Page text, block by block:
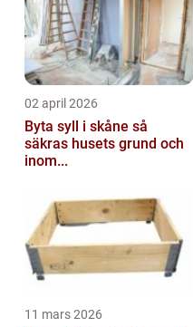
02 april 2026
Byta syll i skåne så
säkras husets grund och
inom...
11 mars 2026